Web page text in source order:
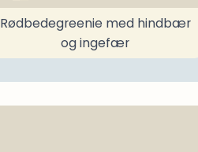
Rødbedegreenie med hindbær
og ingefær